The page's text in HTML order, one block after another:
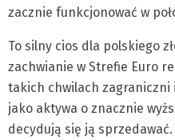
zacznie funkcjonować w
To silny cios dla polskiego
zachwianie w Strefie Euro
takich chwilach
jako aktywa o znacznie
decydują się ją